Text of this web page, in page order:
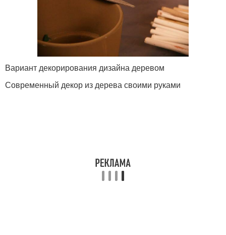
Вариант декорирования дизайна деревом
Современный декор из дерева своими руками